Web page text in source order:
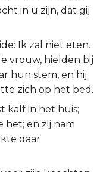
in u zijn, dat gij
Ik zal niet eten.
vrouw, hielden bij
hun stem, en hij
zich op het bed.
kalf in het huis;
het; en zij nam
daar